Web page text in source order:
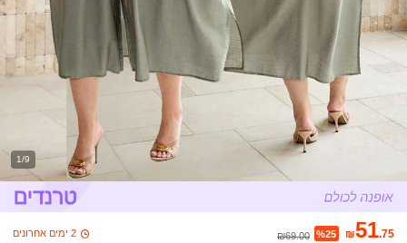
1/9
₪51.75
%25
₪69.00 2 ימים אחרונים